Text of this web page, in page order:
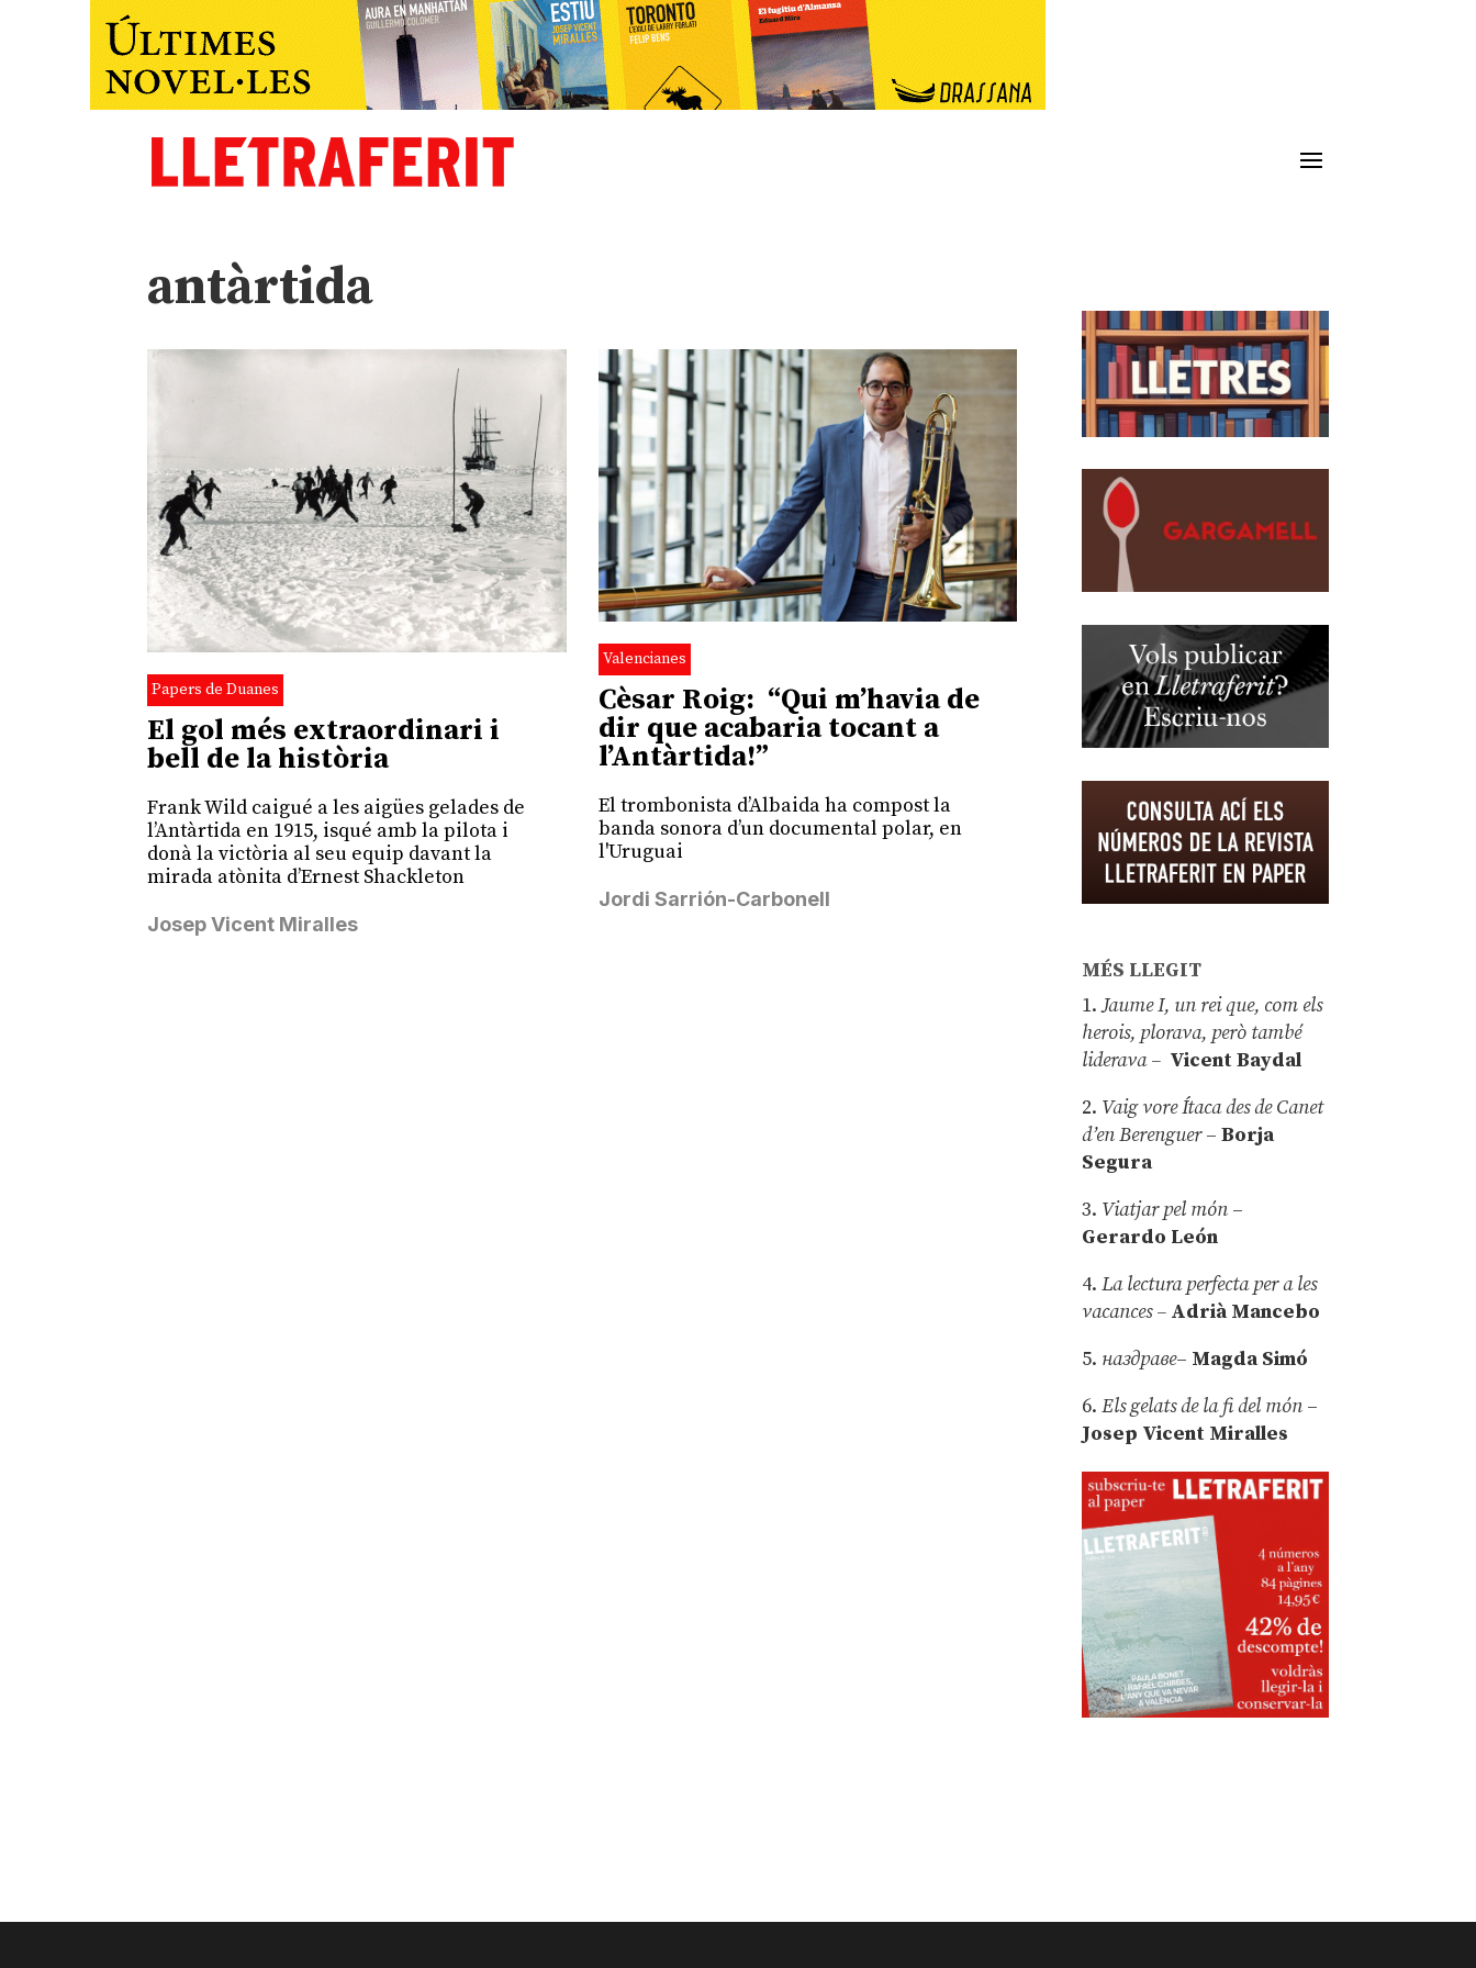
antàrtida
Papers de Duanes
El gol més extraordinari i
bell de la història
Frank Wild caigué a les aigües gelades de
l’Antàrtida en 1915, isqué amb la pilota i
donà la victòria al seu equip davant la
mirada atònita d’Ernest Shackleton
Josep Vicent Miralles
Valencianes
Cèsar Roig: “Qui m’havia de
dir que acabaria tocant a
l’Antàrtida!”
El trombonista d’Albaida ha compost la
banda sonora d’un documental polar, en
l'Uruguai
Jordi Sarrión-Carbonell
MÉS LLEGIT
1.Jaume I, un rei que, com els
herois, plorava, però també
liderava – Vicent Baydal
2. Vaig vore Ítaca des de Canet
d’en Berenguer–Borja
Segura
3. Viatjar pel món –
Gerardo León
4.La lectura perfecta per a les
vacances – Adrià Mancebo
5. наздраве– Magda Simó
6.Els gelats de la fi del món –
Josep Vicent Miralles